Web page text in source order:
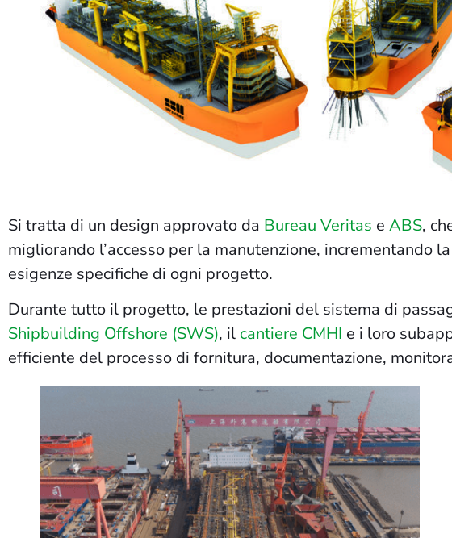
Si tratta di un design approvato da Bureau Veritas e ABS,
migliorando l’accesso per la manutenzione, incrementando
esigenze specifiche di ogni progetto.
Durante tutto il progetto, le prestazioni del sistema di
Shipbuilding Offshore (SWS), il cantiere CMHI e i loro
efficiente del processo di fornitura, documentazione,